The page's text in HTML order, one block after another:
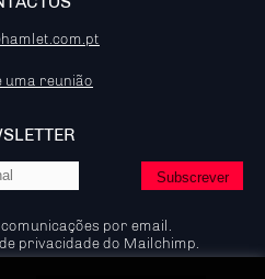
uma reunião
por email.
privacidade do Mailchimp.